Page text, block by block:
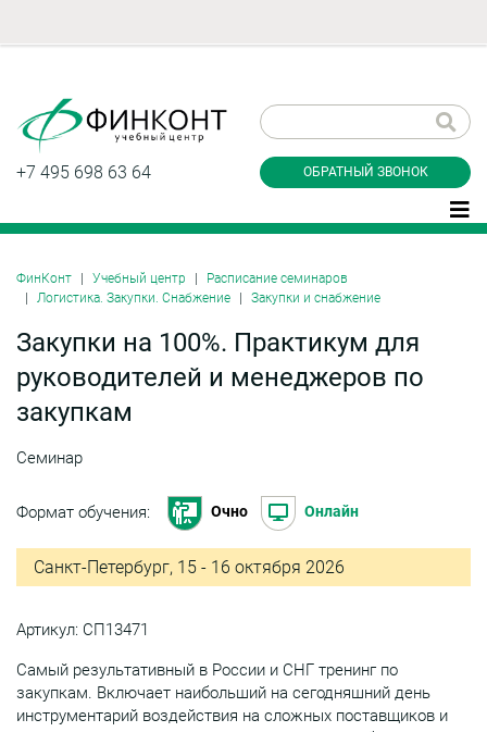
+7 495 698 63 64 ОБРАТНЫЙ ЗВОНОК
ФинКонт Учебный центр
Расписание семинаров
Логистика. Закупки. Снабжение
Закупки и снабжение
Закупки на 100%. Практикум для
руководителей и менеджеров по
закупкам
Семинар
Формат обучения: Очно Онлайн
Санкт-Петербург, 15 - 16 октября 2026
Артикул: СП13471
Самый результативный в России и СНГ тренинг по
закупкам. Включает наибольший на сегодняшний день
инструментарий воздействия на сложных поставщиков и
звонок
Даю согласие на обработку персональных
конфиденциальности